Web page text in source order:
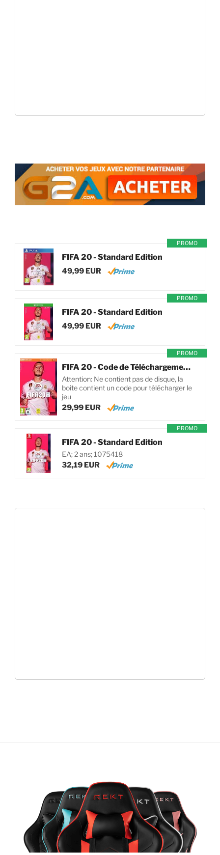
PROMO
FIFA 20 - Standard Edition
49,99 EUR
PROMO
FIFA 20 - Standard Edition
49,99 EUR
PROMO
FIFA 20 - Code de Téléchargement pour PC
Attention: Ne contient pas de disque, la
boite contient un code pour télécharger le
jeu
29,99 EUR
PROMO
FIFA 20 - Standard Edition
EA; 2 ans; 1075418
32,19 EUR